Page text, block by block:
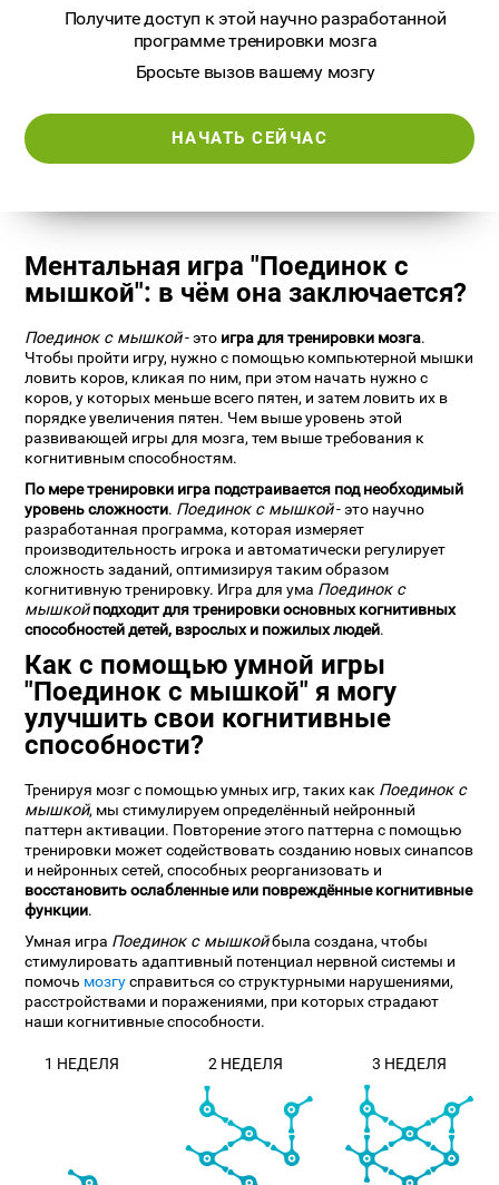
Получите доступ к этой научно разработанной
программе тренировки мозга
Бросьте вызов вашему мозгу
НАЧАТЬ СЕЙЧАС
Ментальная игра "Поединок с
мышкой": в чём она заключается?
Поединок с мышкой- это игра для тренировки мозга.
Чтобы пройти игру, нужно с помощью компьютерной мышки
ловить коров, кликая по ним, при этом начать нужно с
коров, у которых меньше всего пятен, и затем ловить их в
порядке увеличения пятен. Чем выше уровень этой
развивающей игры для мозга, тем выше требования к
когнитивным способностям.
По мере тренировки игра подстраивается под необходимый
уровень сложности. Поединок с мышкой- это научно
разработанная программа, которая измеряет
производительность игрока и автоматически регулирует
сложность заданий, оптимизируя таким образом
когнитивную тренировку. Игра для ума Поединок с
мышкой подходит для тренировки основных когнитивных
способностей детей, взрослых и пожилых людей.
Как с помощью умной игры
"Поединок с мышкой" я могу
улучшить свои когнитивные
способности?
Тренируя мозг с помощью умных игр, таких как Поединок с
мышкой, мы стимулируем определённый нейронный
паттерн активации. Повторение этого паттерна с помощью
тренировки может содействовать созданию новых синапсов
и нейронных сетей, способных реорганизовать и
восстановить ослабленные или повреждённые когнитивные
функции.
Умная игра Поединок с мышкойбыла создана, чтобы
стимулировать адаптивный потенциал нервной системы и
помочь мозгусправиться со структурными нарушениями,
расстройствами и поражениями, при которых страдают
наши когнитивные способности.
1 НЕДЕЛЯ 2 НЕДЕЛЯ 3 НЕДЕЛЯ